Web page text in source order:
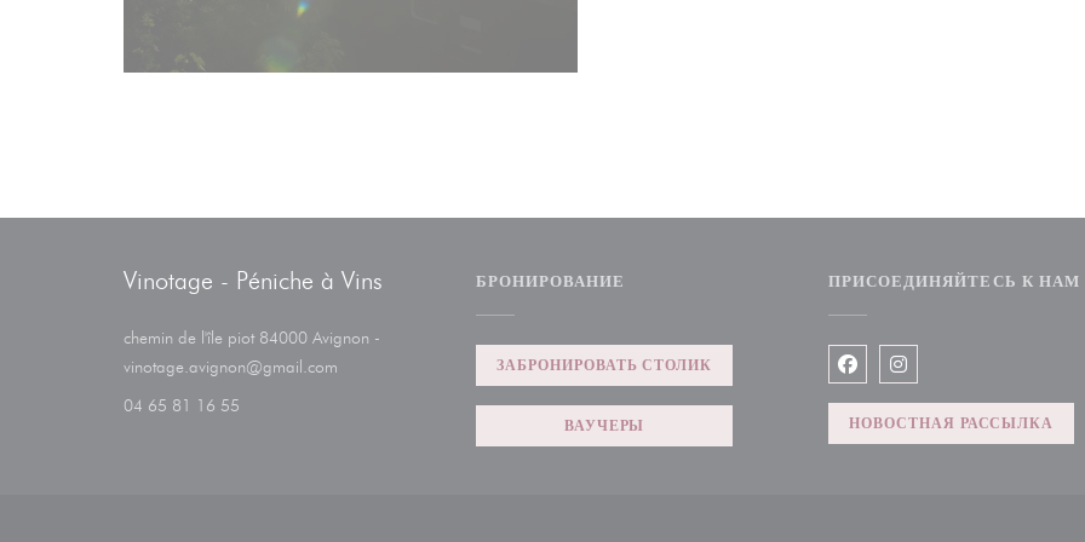
Vinotage - Péniche à Vins
chemin de l'île piot 84000 Avignon -
vinotage.avignon@gmail.com ((открывается в новом окне))
04 65 81 16 55
БРОНИРОВАНИЕ
ЗАБРОНИРОВАТЬ СТОЛИК
ВАУЧЕРЫ
ПРИСОЕДИНЯЙТЕСЬ К НАМ
Facebook ((открывается в
Instagram
НОВОСТНАЯ РАССЫЛКА